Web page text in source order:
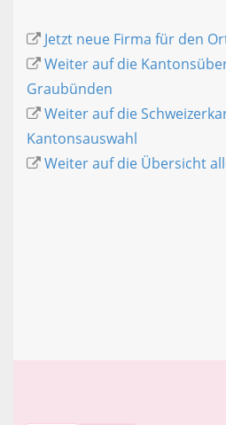
Jetzt neue Firma für den
Weiter auf die
Graubünden
Weiter auf die
Kantonsauswahl
Weiter auf die Übersicht